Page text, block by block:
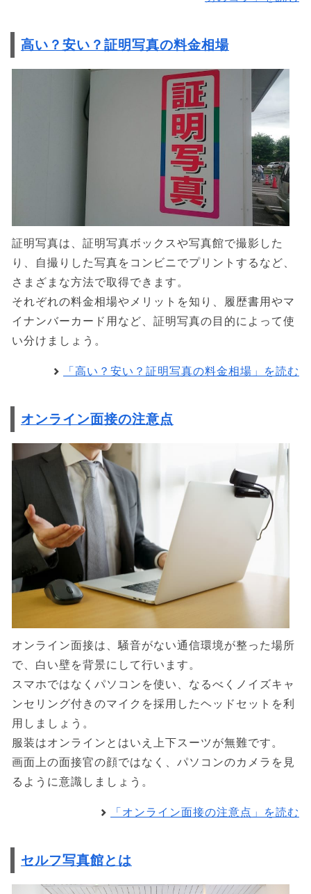
高い？安い？証明写真の料金相場
証明写真は、証明写真ボックスや写真館で撮影した
り、自撮りした写真をコンビニでプリントするなど、
さまざまな方法で取得できます。
それぞれの料金相場やメリットを知り、履歴書用やマ
イナンバーカード用など、証明写真の目的によって使
い分けましょう。
「高い？安い？証明写真の料金相場」を読む
オンライン面接の注意点
オンライン面接は、騒音がない通信環境が整った場所
で、白い壁を背景にして行います。
スマホではなくパソコンを使い、なるべくノイズキャ
ンセリング付きのマイクを採用したヘッドセットを利
用しましょう。
服装はオンラインとはいえ上下スーツが無難です。
画面上の面接官の顔ではなく、パソコンのカメラを見
るように意識しましょう。
「オンライン面接の注意点」を読む
セルフ写真館とは